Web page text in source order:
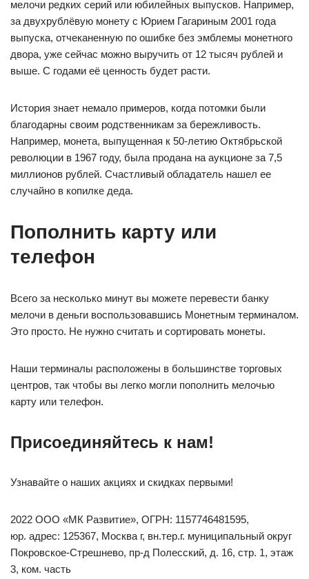
мелочи редких серий или юбилейных выпусков. Например,
за двухрублёвую монету с Юрием Гагариным 2001 года
выпуска, отчеканенную по ошибке без эмблемы монетного
двора, уже сейчас можно выручить от 12 тысяч рублей и
выше. С годами её ценность будет расти.
История знает немало примеров, когда потомки были
благодарны своим родственникам за бережливость.
Например, монета, выпущенная к 50-летию Октябрьской
революции в 1967 году, была продана на аукционе за 7,5
миллионов рублей. Счастливый обладатель нашел ее
случайно в копилке деда.
Пополнить карту или
телефон
Всего за несколько минут вы можете перевести банку
мелочи в деньги воспользовавшись Монетным терминалом.
Это просто. Не нужно считать и сортировать монеты.
Наши терминалы расположены в большинстве торговых
центров, так чтобы вы легко могли пополнить мелочью
карту или телефон.
Присоединяйтесь к нам!
Узнавайте о наших акциях и скидках первыми!
2022 ООО «МК Развитие», ОГРН: 1157746481595,
юр. адрес: 125367, Москва г, вн.тер.г. муниципальный округ
Покровское-Стрешнево, пр-д Полесский, д. 16, стр. 1, этаж
3, ком. часть